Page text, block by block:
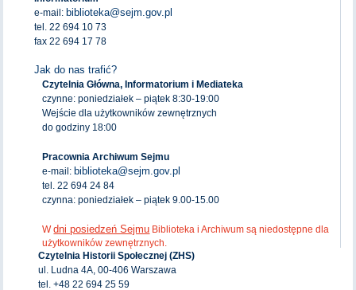
e-mail: biblioteka@sejm.gov.pl
tel. 22 694 10 73
fax 22 694 17 78
Jak do nas trafić?
Czytelnia Główna, Informatorium i Mediateka
czynne: poniedziałek – piątek 8:30-19:00
Wejście dla użytkowników zewnętrznych
do godziny 18:00
Pracownia Archiwum Sejmu
e-mail: biblioteka@sejm.gov.pl
tel. 22 694 24 84
czynna: poniedziałek – piątek 9.00-15.00
Wdni posiedzeń Sejmu Biblioteka i Archiwum są niedostępne dla
użytkowników zewnętrznych.
Czytelnia Historii Społecznej (ZHS)
ul. Ludna 4A, 00-406 Warszawa
tel. +48 22 694 25 59